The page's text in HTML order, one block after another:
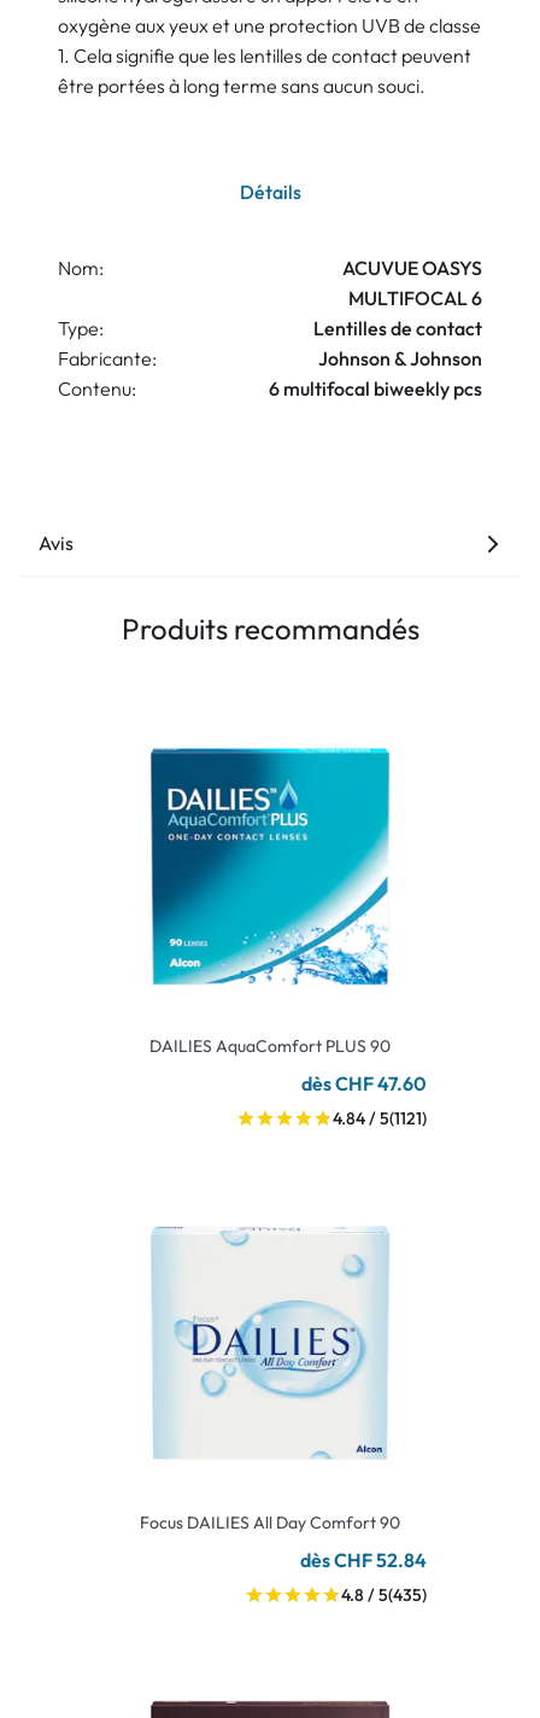
oxygène aux yeux et une protection UVB de classe
1. Cela signifie que les lentilles de contact peuvent
être portées à long terme sans aucun souci.
Détails
Nom:
ACUVUE OASYS
MULTIFOCAL 6
Type:
Lentilles de contact
Fabricante:
Johnson & Johnson
Contenu:
6 multifocal biweekly pcs
Avis
Produits recommandés
DAILIES AquaComfort PLUS 90
dès CHF 47.60
4.84 / 5(1121)
Focus DAILIES All Day Comfort 90
dès CHF 52.84
4.8 / 5(435)